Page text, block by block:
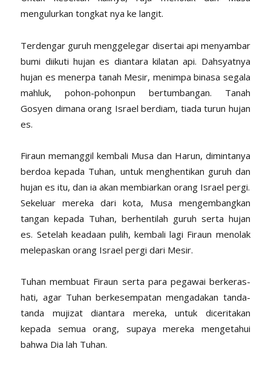
mengulurkan tongkat nya ke langit.
Terdengar guruh menggelegar disertai api menyambar
bumi diikuti hujan es diantara kilatan api. Dahsyatnya
hujan es menerpa tanah Mesir, menimpa binasa segala
mahluk, pohon-pohonpun bertumbangan. Tanah
Gosyen dimana orang Israel berdiam, tiada turun hujan
es.
Firaun memanggil kembali Musa dan Harun, dimintanya
berdoa kepada Tuhan, untuk menghentikan guruh dan
hujan es itu, dan ia akan membiarkan orang Israel pergi.
Sekeluar mereka dari kota, Musa mengembangkan
tangan kepada Tuhan, berhentilah guruh serta hujan
es. Setelah keadaan pulih, kembali lagi Firaun menolak
melepaskan orang Israel pergi dari Mesir.
Tuhan membuat Firaun serta para pegawai berkeras-
hati, agar Tuhan berkesempatan mengadakan tanda-
tanda mujizat diantara mereka, untuk diceritakan
kepada semua orang, supaya mereka mengetahui
bahwa Dia lah Tuhan.